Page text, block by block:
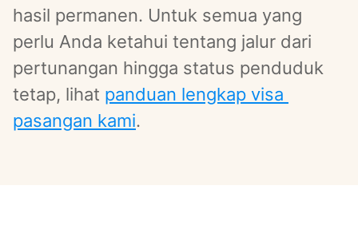
hasil permanen. Untuk semua yang
perlu Anda ketahui tentang jalur dari
pertunangan hingga status penduduk
tetap, lihat panduan lengkap visa
pasangan kami.